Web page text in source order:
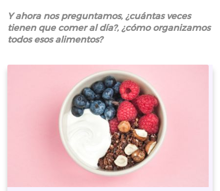
Y ahora nos preguntamos, ¿cuántas veces
tienen que comer al día?, ¿cómo organizamos
todos esos alimentos?